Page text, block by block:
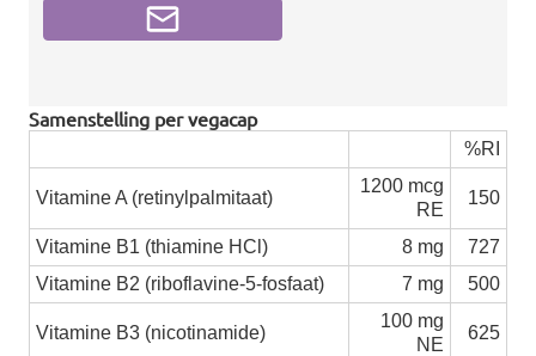
Samenstelling per vegacap
%RI
Vitamine A (retinylpalmitaat)
1200 mcg
RE
150
Vitamine B1 (thiamine HCl) 8 mg
727
Vitamine B2 (riboflavine-5-fosfaat)
7 mg 500
Vitamine B3 (nicotinamide)
100 mg
NE
625